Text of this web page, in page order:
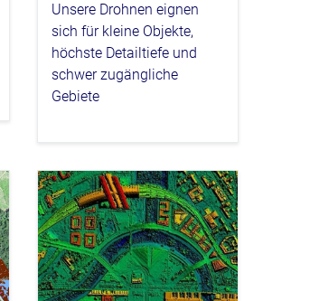
Unsere Drohnen eignen
sich für kleine Objekte,
höchste Detailtiefe und
schwer zugängliche
Gebiete